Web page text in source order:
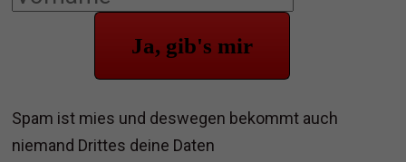
Ja, gib's mir
Spam ist mies und deswegen bekommt auch
niemand Drittes deine Daten